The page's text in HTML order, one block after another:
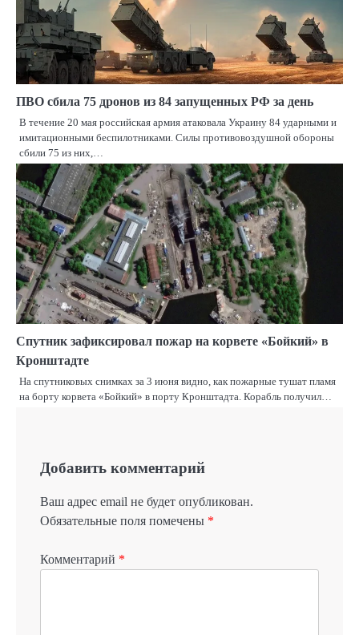
ПВО сбила 75 дронов из 84 запущенных РФ за день
В течение 20 мая российская армия атаковала Украину 84 ударными и
имитационными беспилотниками. Силы противовоздушной обороны
сбили 75 из них,…
Спутник зафиксировал пожар на корвете «Бойкий» в
Кронштадте
На спутниковых снимках за 3 июня видно, как пожарные тушат пламя
на борту корвета «Бойкий» в порту Кронштадта. Корабль получил…
Добавить комментарий
Ваш адрес email не будет опубликован.
Обязательные поля помечены *
Комментарий *